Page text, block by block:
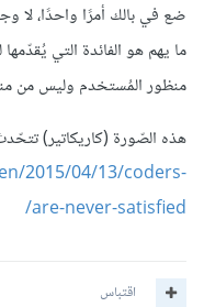
ضع في بالك أمرًا واحدًا، لا
ما يهم هو الفائدة التي
منظور المُستخدم وليس من
هذه الصّورة (كاريكاتير)
2015/04/13/coders-
are-never-satisfied/
اقتباس